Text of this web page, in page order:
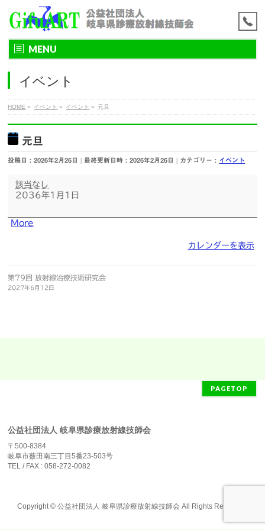
MENU
イベント
HOME » イベント » イベント » 元旦
元旦
投稿日 : 2026年2月26日 最終更新日時 : 2026年2月26日 カテゴリー : イベント
旦
該当なし
2036年1月1日
More
カレンダーを表示
第79回 放射線治療技術研究会
2027年6月12日
PAGETOP
公益社団法人 岐阜県診療放射線技師会
〒500-8384
岐阜市薮田南三丁目5番23-503号
TEL / FAX : 058-272-0082
Copyright ©公益社団法人 岐阜県診療放射線技師会 All Rights Reserved.